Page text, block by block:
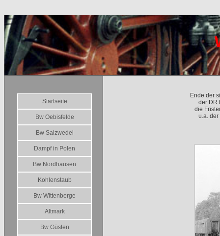
Startseite
Bw Oebisfelde
Bw Salzwedel
Dampf in Polen
Bw Nordhausen
Kohlenstaub
Bw Wittenberge
Altmark
Bw Güsten
Ende der
der DR
die
u.a.